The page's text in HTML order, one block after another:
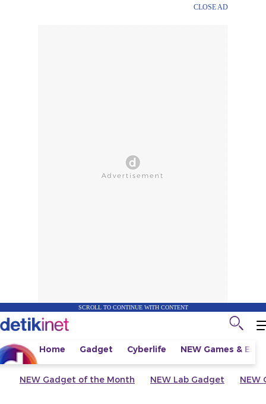
CLOSE AD
SCROLL TO CONTINUE WITH CONTENT
Home Gadget Cyberlife NEW Games &
NEW Gadget of the Month NEW Lab Gadget NEW